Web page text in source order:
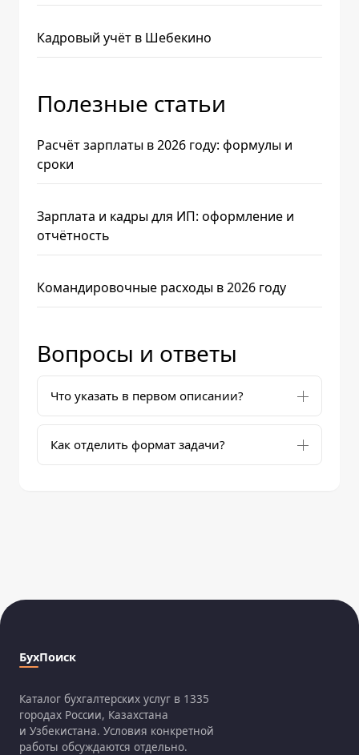
Кадровый учёт в Шебекино
Полезные статьи
Расчёт зарплаты в 2026 году: формулы и
сроки
Зарплата и кадры для ИП: оформление и
отчётность
Командировочные расходы в 2026 году
Вопросы и ответы
Что указать в первом описании?
Как отделить формат задачи?
БухПоиск
Каталог бухгалтерских услуг в 1335
городах России, Казахстана
и Узбекистана. Условия конкретной
работы обсуждаются отдельно.